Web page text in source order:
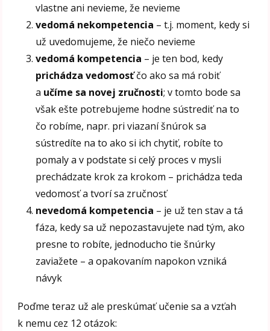
vlastne ani nevieme, že nevieme
vedomá nekompetencia – t.j. moment, kedy si
už uvedomujeme, že niečo nevieme
vedomá kompetencia – je ten bod, kedy
prichádza vedomosťčo ako sa má robiť
a učíme sa novej zručnosti; v tomto bode sa
však ešte potrebujeme hodne sústrediť na to
čo robíme, napr. pri viazaní šnúrok sa
sústredíte na to ako si ich chytiť, robíte to
pomaly a v podstate si celý proces v mysli
prechádzate krok za krokom – prichádza teda
vedomosť a tvorí sa zručnosť
nevedomá kompetencia – je už ten stav a tá
fáza, kedy sa už nepozastavujete nad tým, ako
presne to robíte, jednoducho tie šnúrky
zaviažete – a opakovaním napokon vzniká
návyk
Poďme teraz už ale preskúmať učenie sa a vzťah
k nemu cez 12 otázok: